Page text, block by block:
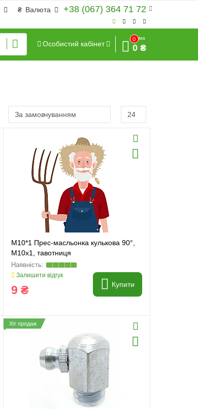
+38 (067) 364 71 72
₴ Валюта
Особистий кабінет
0
Сума
0 ₴
M10*1 Прес-масльонка кулькова 90°,
M10x1, тавотниця
Залишити відгук
9 ₴ Купити
Хіт продаж